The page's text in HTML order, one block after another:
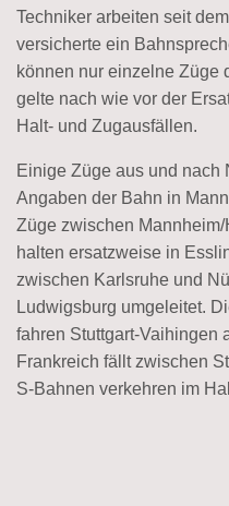
Techniker arbeiten seit
versicherte ein
können nur einzelne Züge
gelte nach wie vor der
Halt- und Zugausfällen.
Einige Züge aus und nach
Angaben der Bahn in
Züge zwischen
halten ersatzweise in
zwischen Karlsruhe und
Ludwigsburg umgeleitet.
fahren Stuttgart-Vaihingen
Frankreich fällt zwischen
S-Bahnen verkehren im